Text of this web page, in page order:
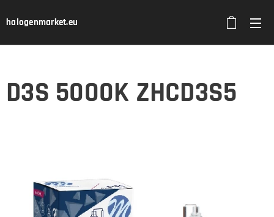
halogenmarket.eu
D3S 5000K ZHCD3S5